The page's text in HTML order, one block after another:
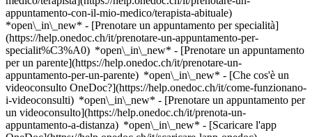
appuntamento-con-il-mio-medico/terapista-abituale)
*open\_in\_new* - [Prenotare un appuntamento per specialità]
(https://help.onedoc.ch/it/prenotare-un-appuntamento-per-
specialit%C3%A0) *open\_in\_new* - [Prenotare un appuntamento
per un parente](https://help.onedoc.ch/it/prenotare-un-
appuntamento-per-un-parente) *open\_in\_new* - [Che cos'è un
videoconsulto OneDoc?](https://help.onedoc.ch/it/come-funzionano-
i-videoconsulti) *open\_in\_new* - [Prenotare un appuntamento per
un videoconsulto](https://help.onedoc.ch/it/prenota-un-
appuntamento-a-distanza) *open\_in\_new* - [Scaricare l'app